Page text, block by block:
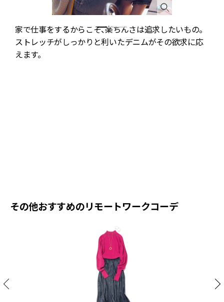
家で仕事をするからこそ、楽ちんさは追求したいもの。
ストレッチがしっかりと利いたデニムがその欲求に応
えます。
その他おすすめのリモートワークコーデ